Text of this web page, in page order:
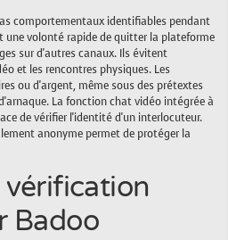
comportementaux identifiables pendant
une volonté rapide de quitter la plateforme
sur d'autres canaux. Ils évitent
et les rencontres physiques. Les
ou d'argent, même sous des prétextes
La fonction chat vidéo intégrée à
de vérifier l'identité d'un interlocuteur.
anonyme permet de protéger la
vérification
Badoo